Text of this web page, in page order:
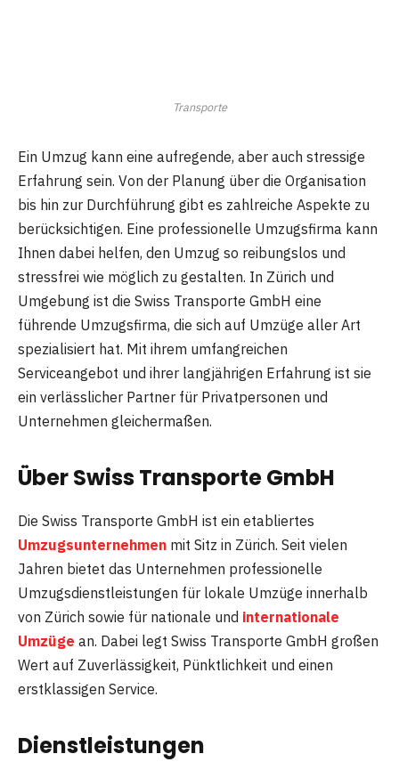
Transporte
Ein Umzug kann eine aufregende, aber auch stressige
Erfahrung sein. Von der Planung über die Organisation
bis hin zur Durchführung gibt es zahlreiche Aspekte zu
berücksichtigen. Eine professionelle Umzugsfirma kann
Ihnen dabei helfen, den Umzug so reibungslos und
stressfrei wie möglich zu gestalten. In Zürich und
Umgebung ist die Swiss Transporte GmbH eine
führende Umzugsfirma, die sich auf Umzüge aller Art
spezialisiert hat. Mit ihrem umfangreichen
Serviceangebot und ihrer langjährigen Erfahrung ist sie
ein verlässlicher Partner für Privatpersonen und
Unternehmen gleichermaßen.
Über Swiss Transporte GmbH
Die Swiss Transporte GmbH ist ein etabliertes
Umzugsunternehmen mit Sitz in Zürich. Seit vielen
Jahren bietet das Unternehmen professionelle
Umzugsdienstleistungen für lokale Umzüge innerhalb
von Zürich sowie für nationale und internationale
Umzüge an. Dabei legt Swiss Transporte GmbH großen
Wert auf Zuverlässigkeit, Pünktlichkeit und einen
erstklassigen Service.
Dienstleistungen